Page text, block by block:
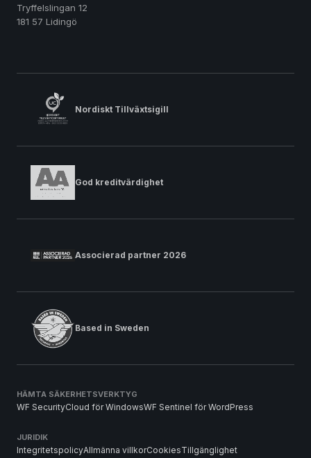
Tryffelslingan 12
181 57 Lidingö
Nordiskt Tillväxtsigill
God kreditvärdighet
Associerad partner 2026
Based in Sweden
HÄMTA SÄKERHETSVERKTYG
WF SecurityCloud för WindowsWF Sentinel för WordPress
JURIDIK
IntegritetspolicyAllmänna villkorCookiesTillgänglighet